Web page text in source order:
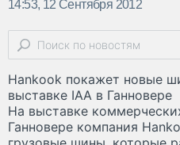
14:53, 12 Сентября 2012
Hankook покажет новые
выставке IAA в Ганновере
На выставке
Ганновере компания